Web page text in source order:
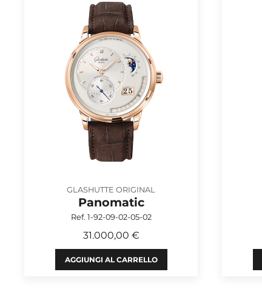
GLASHUTTE ORIGINAL
Panomatic
Ref. 1-92-09-02-05-02
31.000,00 €
AGGIUNGI AL CARRELLO